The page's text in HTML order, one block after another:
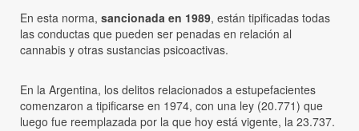
En esta norma, sancionada en 1989, están tipificadas todas
las conductas que pueden ser penadas en relación al
cannabis y otras sustancias psicoactivas.
En la Argentina, los delitos relacionados a estupefacientes
comenzaron a tipificarse en 1974, con una ley (20.771) que
luego fue reemplazada por la que hoy está vigente, la 23.737.